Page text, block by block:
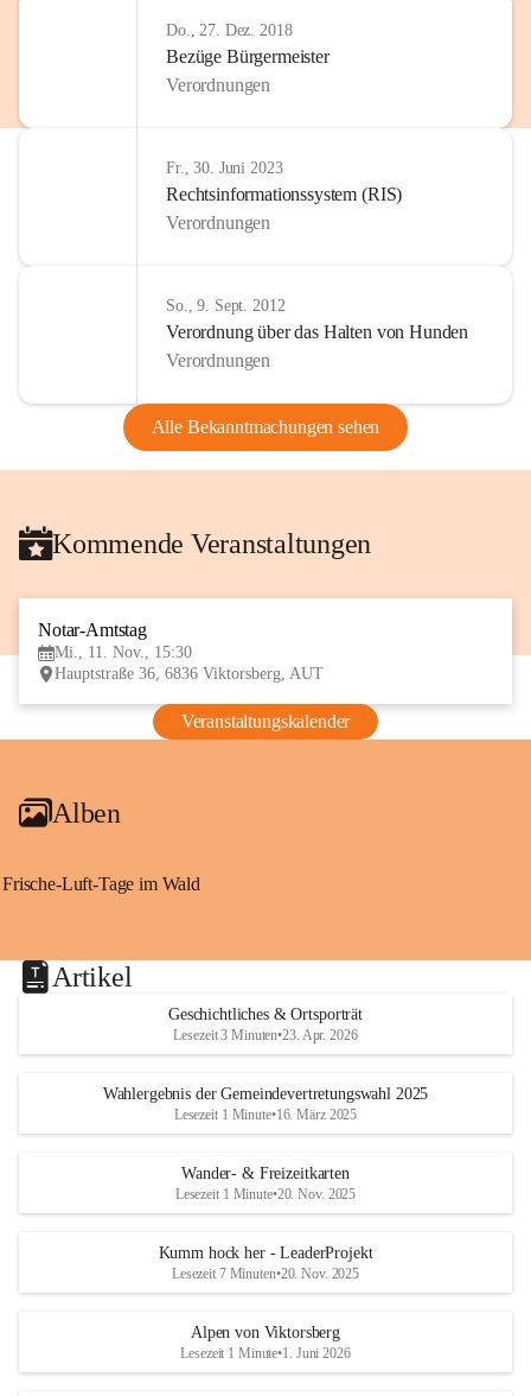
Do., 27. Dez. 2018
Bezüge Bürgermeister
Verordnungen
Fr., 30. Juni 2023
Rechtsinformationssystem (RIS)
Verordnungen
So., 9. Sept. 2012
Verordnung über das Halten von Hunden
Verordnungen
Alle Bekanntmachungen sehen
Kommende Veranstaltungen
Notar-Amtstag
Mi., 11. Nov., 15:30
Hauptstraße 36, 6836 Viktorsberg, AUT
Veranstaltungskalender
Alben
Frische-Luft-Tage im Wald
Artikel
Geschichtliches & Ortsporträt
Lesezeit 3 Minuten•23. Apr. 2026
Wahlergebnis der Gemeindevertretungswahl 2025
Lesezeit 1 Minute•16. März 2025
Wander- & Freizeitkarten
Lesezeit 1 Minute•20. Nov. 2025
Kumm hock her - LeaderProjekt
Lesezeit 7 Minuten•20. Nov. 2025
Alpen von Viktorsberg
Lesezeit 1 Minute•1. Juni 2026